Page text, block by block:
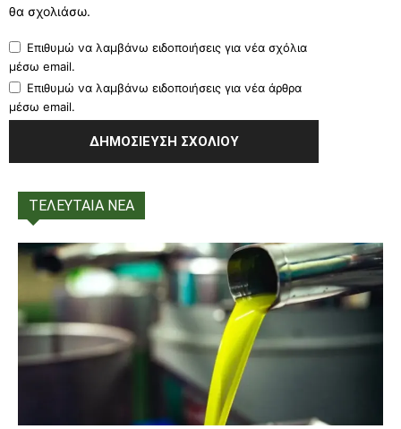
θα σχολιάσω.
Επιθυμώ να λαμβάνω ειδοποιήσεις για νέα σχόλια
μέσω email.
Επιθυμώ να λαμβάνω ειδοποιήσεις για νέα άρθρα
μέσω email.
ΤΕΛΕΥΤΑΙΑ ΝΕΑ